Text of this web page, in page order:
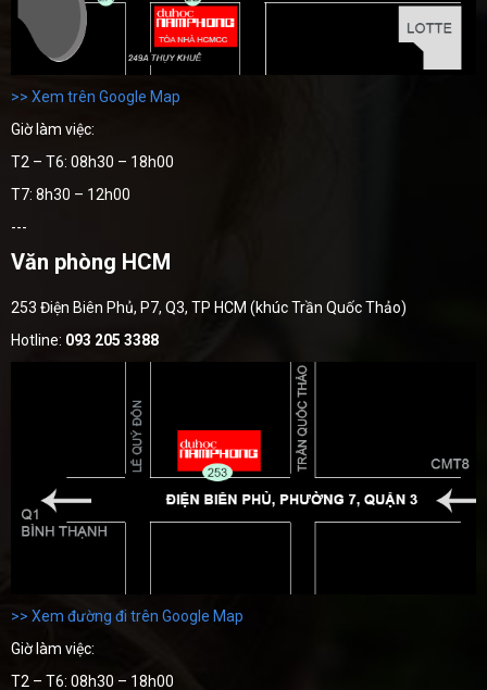
>> Xem trên Google Map
Giờ làm việc:
T2 – T6: 08h30 – 18h00
T7: 8h30 – 12h00
---
Văn phòng HCM
253 Điện Biên Phủ, P7, Q3, TP HCM (khúc Trần Quốc Thảo)
Hotline: 093 205 3388
>> Xem đường đi trên Google Map
Giờ làm việc:
T2 – T6: 08h30 – 18h00